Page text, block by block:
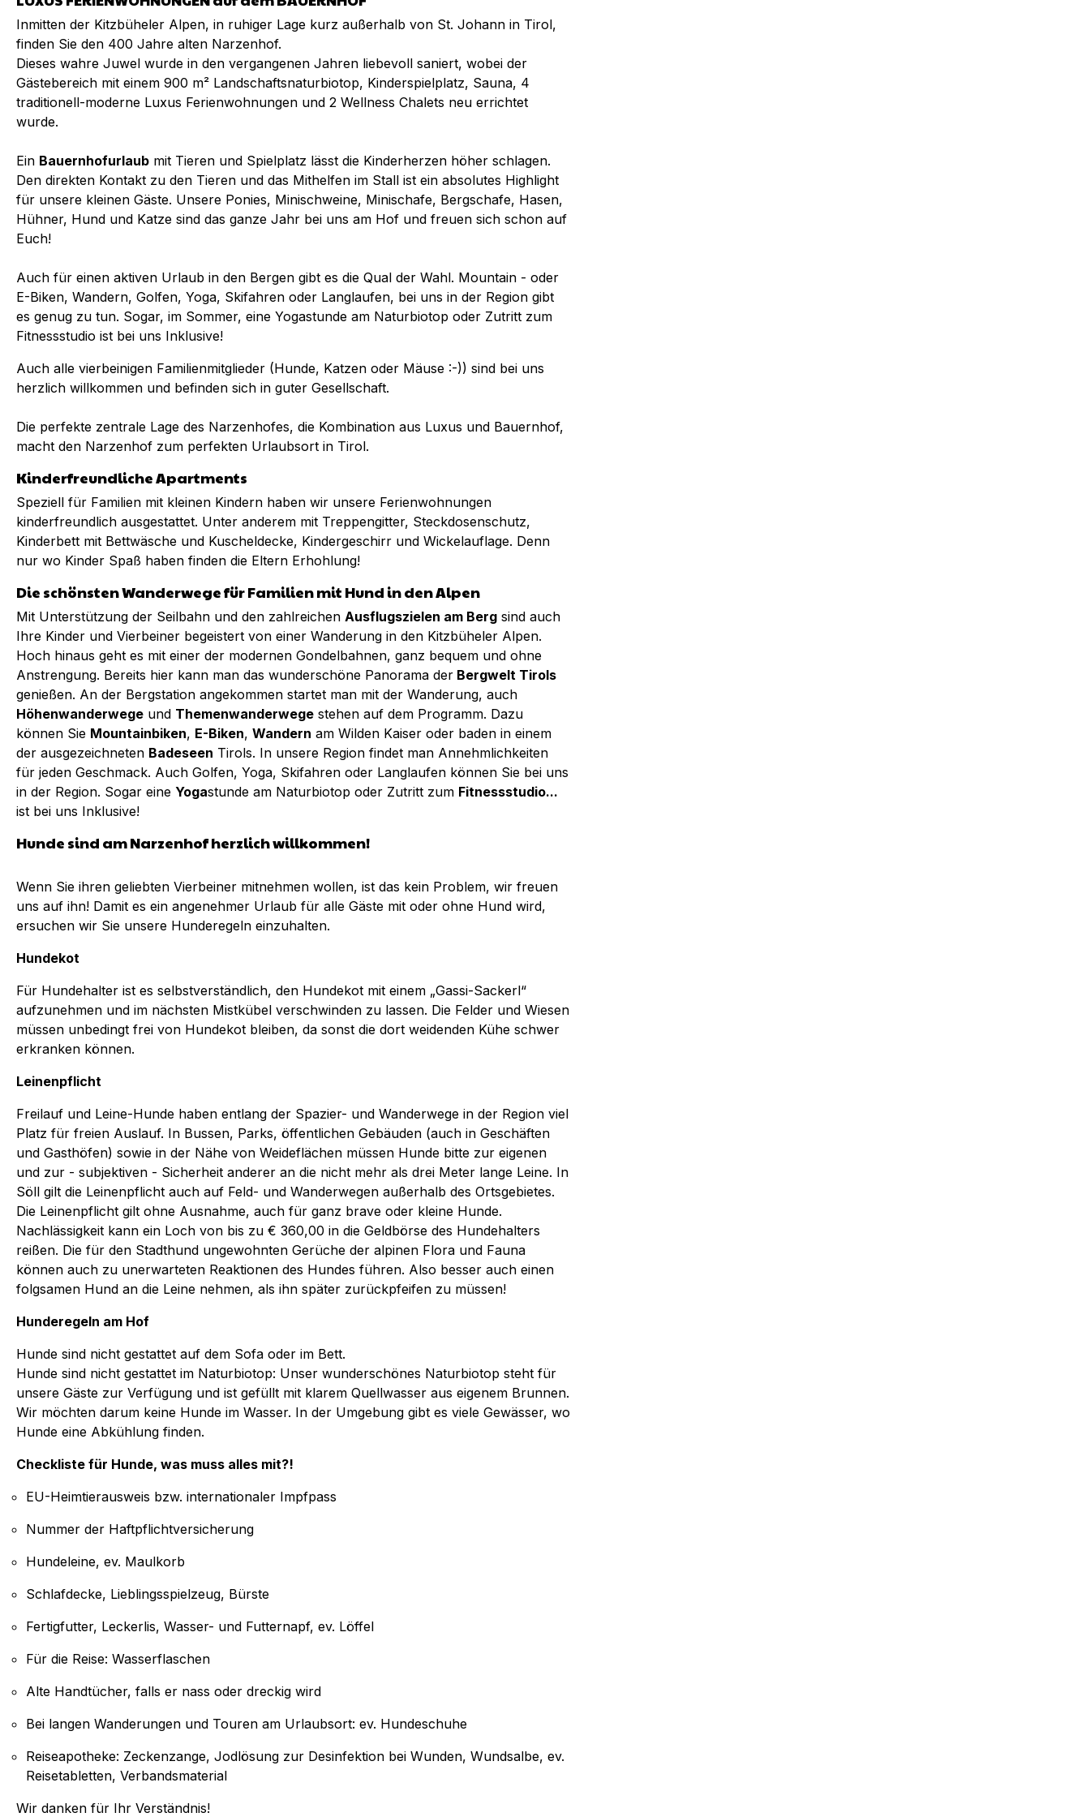
Inmitten der Kitzbüheler Alpen, in ruhiger Lage kurz außerhalb von St. Johann in Tirol,
finden Sie den 400 Jahre alten Narzenhof.
Dieses wahre Juwel wurde in den vergangenen Jahren liebevoll saniert, wobei der
Gästebereich mit einem 900 m² Landschaftsnaturbiotop, Kinderspielplatz, Sauna, 4
traditionell-moderne Luxus Ferienwohnungen und 2 Wellness Chalets neu errichtet
wurde.
Ein Bauernhofurlaub mit Tieren und Spielplatz lässt die Kinderherzen höher schlagen.
Den direkten Kontakt zu den Tieren und das Mithelfen im Stall ist ein absolutes Highlight
für unsere kleinen Gäste. Unsere Ponies, Minischweine, Minischafe, Bergschafe, Hasen,
Hühner, Hund und Katze sind das ganze Jahr bei uns am Hof und freuen sich schon auf
Euch!
Auch für einen aktiven Urlaub in den Bergen gibt es die Qual der Wahl. Mountain - oder
E-Biken, Wandern, Golfen, Yoga, Skifahren oder Langlaufen, bei uns in der Region gibt
es genug zu tun. Sogar, im Sommer, eine Yogastunde am Naturbiotop oder Zutritt zum
Fitnessstudio ist bei uns Inklusive!
Auch alle vierbeinigen Familienmitglieder (Hunde, Katzen oder Mäuse :-)) sind bei uns
herzlich willkommen und befinden sich in guter Gesellschaft.
Die perfekte zentrale Lage des Narzenhofes, die Kombination aus Luxus und Bauernhof,
macht den Narzenhof zum perfekten Urlaubsort in Tirol.
Kinderfreundliche Apartments
Speziell für Familien mit kleinen Kindern haben wir unsere Ferienwohnungen
kinderfreundlich ausgestattet. Unter anderem mit Treppengitter, Steckdosenschutz,
Kinderbett mit Bettwäsche und Kuscheldecke, Kindergeschirr und Wickelauflage. Denn
nur wo Kinder Spaß haben finden die Eltern Erhohlung!
Die schönsten Wanderwege für Familien mit Hund in den Alpen
Mit Unterstützung der Seilbahn und den zahlreichen Ausflugszielen am Berg sind auch
Ihre Kinder und Vierbeiner begeistert von einer Wanderung in den Kitzbüheler Alpen.
Hoch hinaus geht es mit einer der modernen Gondelbahnen, ganz bequem und ohne
Anstrengung. Bereits hier kann man das wunderschöne Panorama der Bergwelt Tirols
genießen. An der Bergstation angekommen startet man mit der Wanderung, auch
Höhenwanderwege und Themenwanderwege stehen auf dem Programm. Dazu
können Sie Mountainbiken, E-Biken, Wandern am Wilden Kaiser oder baden in einem
der ausgezeichneten Badeseen Tirols. In unsere Region findet man Annehmlichkeiten
für jeden Geschmack. Auch Golfen, Yoga, Skifahren oder Langlaufen können Sie bei uns
in der Region. Sogar eine Yogastunde am Naturbiotop oder Zutritt zum Fitnessstudio...
ist bei uns Inklusive!
Hunde sind am Narzenhof herzlich willkommen!
Wenn Sie ihren geliebten Vierbeiner mitnehmen wollen, ist das kein Problem, wir freuen
uns auf ihn! Damit es ein angenehmer Urlaub für alle Gäste mit oder ohne Hund wird,
ersuchen wir Sie unsere Hunderegeln einzuhalten.
Hundekot
Für Hundehalter ist es selbstverständlich, den Hundekot mit einem „Gassi-Sackerl“
aufzunehmen und im nächsten Mistkübel verschwinden zu lassen. Die Felder und Wiesen
müssen unbedingt frei von Hundekot bleiben, da sonst die dort weidenden Kühe schwer
erkranken können.
Leinenpflicht
Freilauf und Leine-Hunde haben entlang der Spazier- und Wanderwege in der Region viel
Platz für freien Auslauf. In Bussen, Parks, öffentlichen Gebäuden (auch in Geschäften
und Gasthöfen) sowie in der Nähe von Weideflächen müssen Hunde bitte zur eigenen
und zur - subjektiven - Sicherheit anderer an die nicht mehr als drei Meter lange Leine. In
Söll gilt die Leinenpflicht auch auf Feld- und Wanderwegen außerhalb des Ortsgebietes.
Die Leinenpflicht gilt ohne Ausnahme, auch für ganz brave oder kleine Hunde.
Nachlässigkeit kann ein Loch von bis zu € 360,00 in die Geldbörse des Hundehalters
reißen. Die für den Stadthund ungewohnten Gerüche der alpinen Flora und Fauna
können auch zu unerwarteten Reaktionen des Hundes führen. Also besser auch einen
folgsamen Hund an die Leine nehmen, als ihn später zurückpfeifen zu müssen!
Hunderegeln am Hof
Hunde sind nicht gestattet auf dem Sofa oder im Bett.
Hunde sind nicht gestattet im Naturbiotop: Unser wunderschönes Naturbiotop steht für
unsere Gäste zur Verfügung und ist gefüllt mit klarem Quellwasser aus eigenem Brunnen.
Wir möchten darum keine Hunde im Wasser. In der Umgebung gibt es viele Gewässer, wo
Hunde eine Abkühlung finden.
Checkliste für Hunde, was muss alles mit?!
EU-Heimtierausweis bzw. internationaler Impfpass
Nummer der Haftpflichtversicherung
Hundeleine, ev. Maulkorb
Schlafdecke, Lieblingsspielzeug, Bürste
Fertigfutter, Leckerlis, Wasser- und Futternapf, ev. Löffel
Für die Reise: Wasserflaschen
Alte Handtücher, falls er nass oder dreckig wird
Bei langen Wanderungen und Touren am Urlaubsort: ev. Hundeschuhe
Reiseapotheke: Zeckenzange, Jodlösung zur Desinfektion bei Wunden, Wundsalbe, ev.
Reisetabletten, Verbandsmaterial
Wir danken für Ihr Verständnis!